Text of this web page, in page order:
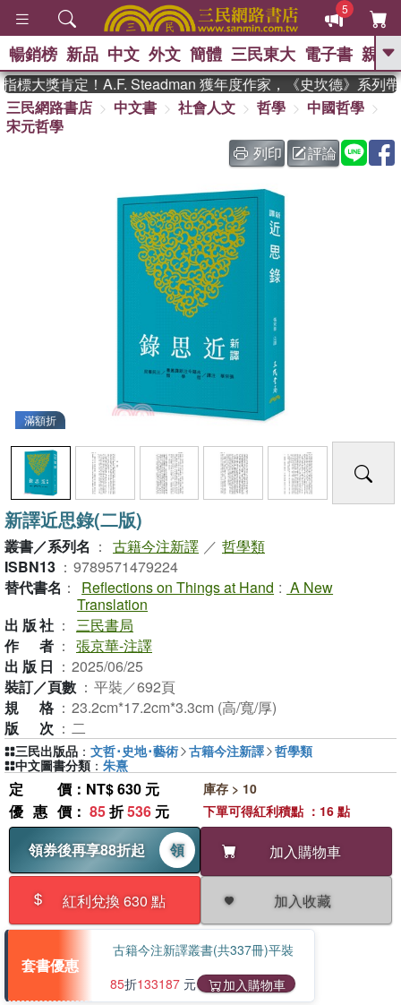
5
GO
熱搜： 東野圭吾 、 The Odyssey 、
國際布克獎 臺灣漫遊錄 、
方
台灣的李登輝時代 、 數學女
、
暢銷榜 新品 中文 外文 簡體 三民東大 電子書 親子
大獎肯定！A.F. Steadman 獲年度作家，《史坎德》系列帶
三民網路書店
中文書 社會人文 哲學
中國哲學
宋元哲學
列印
評論
滿額折
新譯近思錄(二版)
叢書／系列名 ： 古籍今注新譯 ／ 哲學類
ISBN13 ： 9789571479224
替代書名 ： Reflections on Things at Hand : A New
Translation
出版社 ： 三民書局
作者 ： 張京華-注譯
出版日 ： 2025/06/25
裝訂／頁數 ： 平裝／692頁
規格 ： 23.2cm*17.2cm*3.3cm (高/寬/厚)
版次 ： 二
定價 ：NT$ 630 元
優惠價 ： 85折536 元
領券後再享88折起
領 加入購物車
紅利兌換 630 點 加入收藏
庫存 > 10
下單可得紅利積點 ：16 點
套書優惠
古籍今注新譯叢書(共337冊)平裝
85折133187 元 加入購物車
三民出版品 ： 文哲･史地･藝術 古籍今注新譯 哲學類
中文圖書分類 ： 朱熹